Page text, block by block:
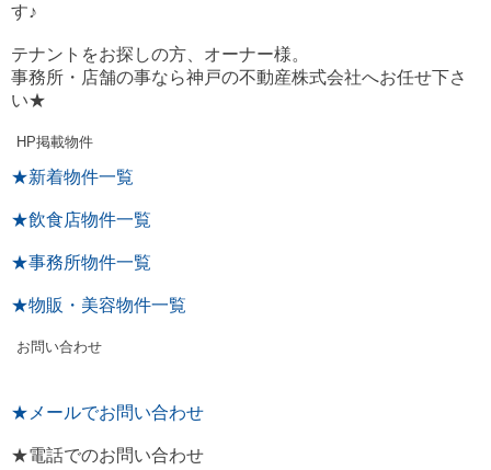
す♪
テナントをお探しの方、オーナー様。
事務所・店舗の事なら神戸の不動産株式会社へお任せ下さ
い★
HP掲載物件
★新着物件一覧
★飲食店物件一覧
★事務所物件一覧
★物販・美容物件一覧
お問い合わせ
★メールでお問い合わせ
★電話でのお問い合わせ